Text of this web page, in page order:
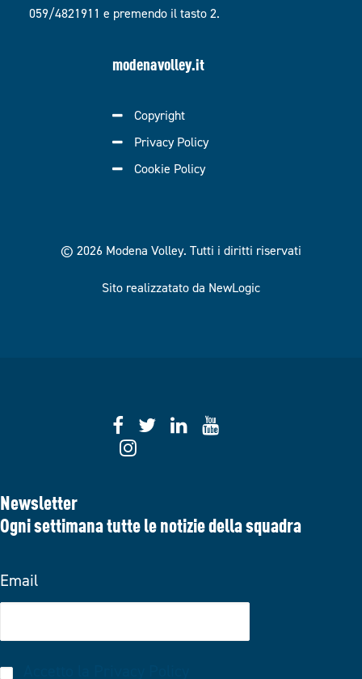
059/4821911 e premendo il tasto 2.
modenavolley.it
Copyright
Privacy Policy
Cookie Policy
© 2026 Modena Volley. Tutti i diritti riservati
Sito realizzatato da NewLogic
Newsletter
Ogni settimana tutte le notizie della squadra
Email